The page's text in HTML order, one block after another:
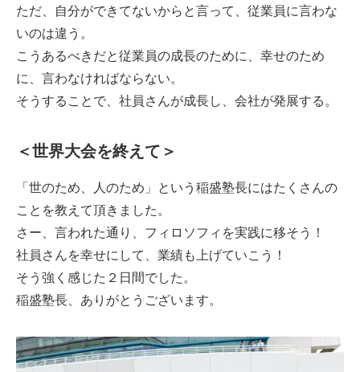
ただ、自分ができてないからと言って、従業員に言わな
いのは違う。
こうあるべきだと従業員の成長のために、幸せのため
に、言わなければならない。
そうすることで、社員さんが成長し、会社が発展する。
＜世界大会を終えて＞
「世のため、人のため」という稲盛塾長にはたくさんの
ことを教えて頂きました。
さー、言われた通り、フィロソフィを実践に移そう！
社員さんを幸せにして、業績も上げていこう！
そう強く感じた２日間でした。
稲盛塾長、ありがとうございます。